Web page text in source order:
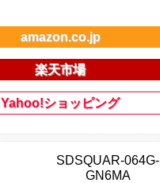
amazon.co.jp
楽天市場
Yahoo!ショッピング
SDSQUAR-064G-
GN6MA